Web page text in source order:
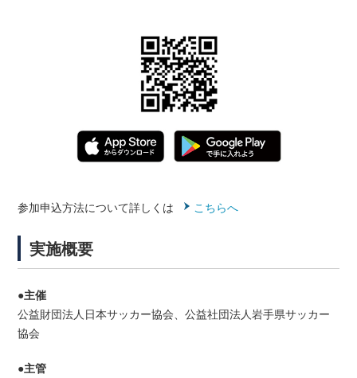
参加申込方法について詳しくは こちらへ
実施概要
●主催
公益財団法人日本サッカー協会、公益社団法人岩手県サッカー
協会
●主管